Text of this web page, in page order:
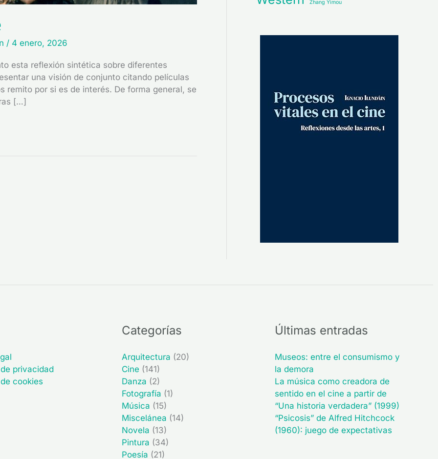
/ 4 enero, 2026
esta reflexión sintética sobre diferentes
una visión de conjunto citando películas
por si es de interés. De forma general, se
[…]
Zhang Yimou
privacidad
cookies
Categorías
Arquitectura (20)
Cine (141)
Danza (2)
Fotografía (1)
Música (15)
Miscelánea (14)
Novela (13)
Pintura (34)
Poesía (21)
Últimas entradas
Museos: entre el consumismo y
la demora
La música como creadora de
sentido en el cine a partir de
“Una historia verdadera” (1999)
“Psicosis” de Alfred Hitchcock
(1960): juego de expectativas